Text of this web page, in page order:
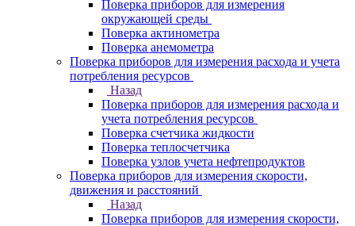
Поверка приборов для измерения
окружающей среды
Поверка актинометра
Поверка анемометра
Поверка приборов для измерения расхода и учета
потребления ресурсов
Назад
Поверка приборов для измерения расхода и
учета потребления ресурсов
Поверка счетчика жидкости
Поверка теплосчетчика
Поверка узлов учета нефтепродуктов
Поверка приборов для измерения скорости,
движения и расстояний
Назад
Поверка приборов для измерения скорости,